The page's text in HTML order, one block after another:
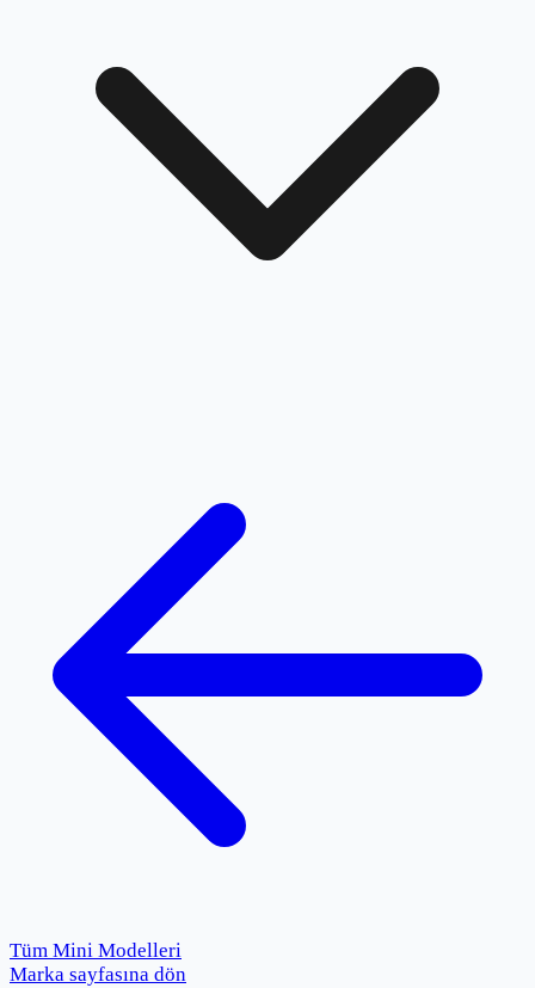
Tüm Mini Modelleri
Marka sayfasına dön